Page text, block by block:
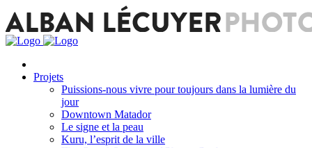
Projets
Puissions-nous vivre pour toujours dans la lumière du
jour
Downtown Matador
Le signe et la peau
Kuru, l’esprit de la ville